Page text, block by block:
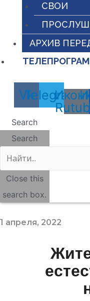
СВОИ
АРХИВ
Vk
Telegram
Search
Search
Close this
search box.
1 апреля, 2022